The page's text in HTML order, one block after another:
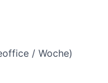
/ Woche)